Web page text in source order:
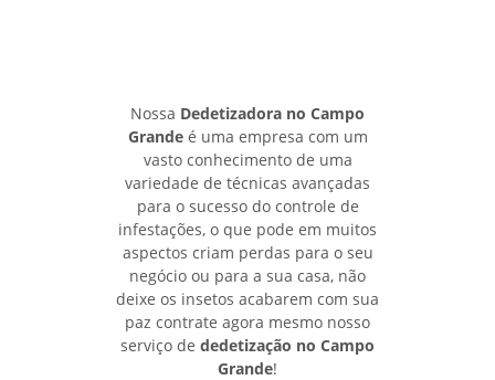
Nossa Dedetizadora no Campo
Grandeé uma empresa com um
vasto conhecimento de uma
variedade de técnicas avançadas
para o sucesso do controle de
infestações, o que pode em muitos
aspectos criam perdas para o seu
negócio ou para a sua casa, não
deixe os insetos acabarem com sua
paz contrate agora mesmo nosso
serviço de dedetização no Campo
Grande!